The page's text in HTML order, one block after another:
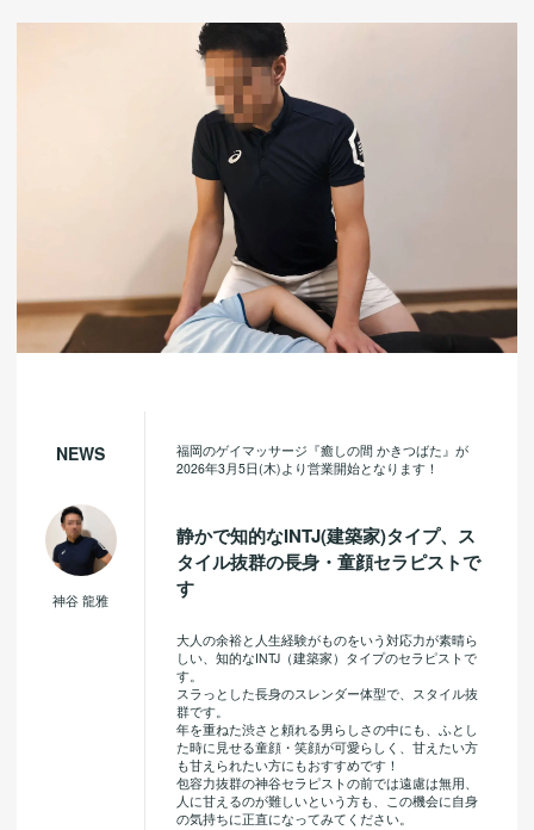
NEWS
神谷 龍雅
福岡のゲイマッサージ『癒しの間 かきつばた』が
2026年3月5日(木)より営業開始となります！
静かで知的なINTJ(建築家)タイプ、ス
タイル抜群の長身・童顔セラピストで
す
大人の余裕と人生経験がものをいう対応力が素晴ら
しい、知的なINTJ（建築家）タイプのセラピストで
す。
スラっとした長身のスレンダー体型で、スタイル抜
群です。
年を重ねた渋さと頼れる男らしさの中にも、ふとし
た時に見せる童顔・笑顔が可愛らしく、甘えたい方
も甘えられたい方にもおすすめです！
包容力抜群の神谷セラピストの前では遠慮は無用、
人に甘えるのが難しいという方も、この機会に自身
の気持ちに正直になってみてください。